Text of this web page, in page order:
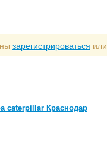
зарегистрироваться или
caterpillar Краснодар